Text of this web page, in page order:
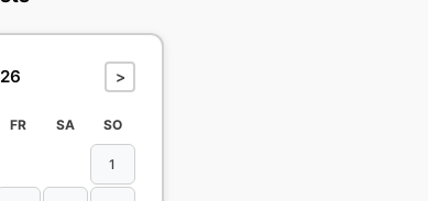
>
FR SA SO
1